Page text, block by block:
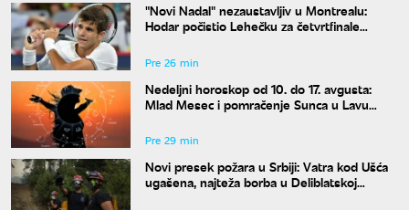
"Novi Nadal" nezaustavljiv u Montrealu:
Hodar počistio Lehečku za četvrtfinale
Pre 26 min
Nedeljni horoskop od 10. do 17. avgusta:
Mlad Mesec i pomračenje Sunca u Lavu
Pre 29 min
Novi presek požara u Srbiji: Vatra kod Ušća
ugašena, najteža borba u Deliblatskoj